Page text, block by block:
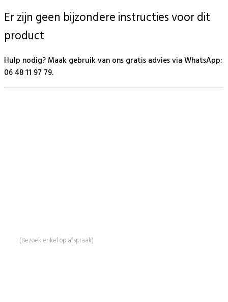
Er zijn geen bijzondere instructies voor dit
product
Hulp nodig? Maak gebruik van ons gratis advies via WhatsApp:
06 48 11 97 79.
(Bezoek enkel op afspraak)